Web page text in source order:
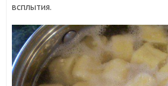
всплытия.